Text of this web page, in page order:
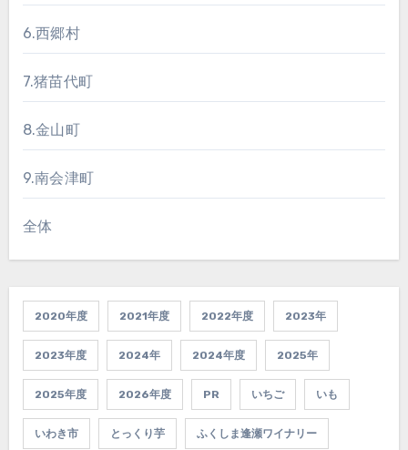
6.西郷村
7.猪苗代町
8.金山町
9.南会津町
全体
2020年度 2021年度 2022年度 2023年
2023年度 2024年 2024年度 2025年
2025年度 2026年度 PR いちご いも
いわき市 とっくり芋 ふくしま逢瀬ワイナリー